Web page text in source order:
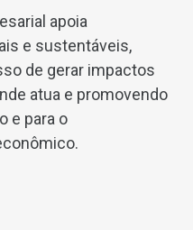
apoia
e sustentáveis,
de gerar impactos
atua e promovendo
e para o